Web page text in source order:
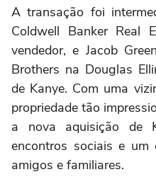
A transação foi
Coldwell Banker Real
vendedor, e Jacob
Brothers na Douglas
de Kanye. Com uma
propriedade tão
a nova aquisição de
encontros sociais e um
amigos e familiares.